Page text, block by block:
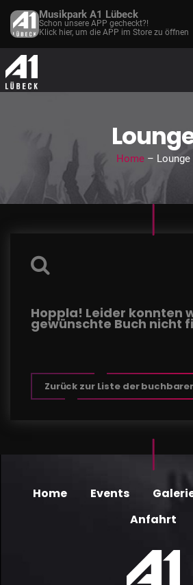
Home– Lounge
Hoppla! Leider konnten
gewünschte Buch nicht
Zurück zur Liste der
Home Events
Anfahrt
Musikpark A1 Lübeck
Schon unsere APP gecheckt?!
Klick hier, um die APP im Store zu öffnen